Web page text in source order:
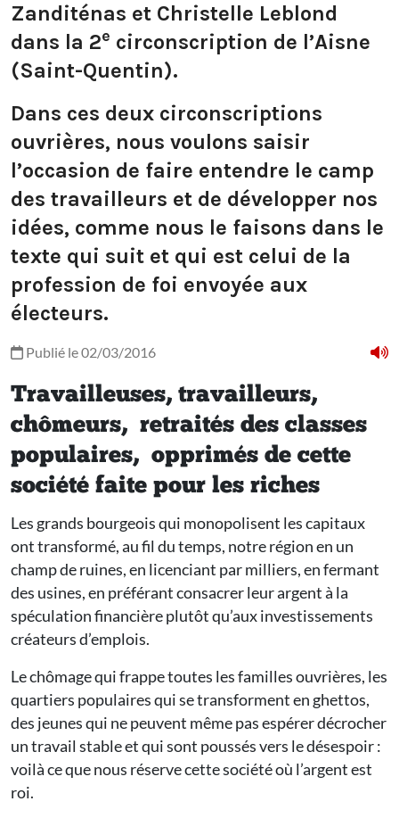
Zanditénas et Christelle Leblond
dans la 2e circonscription de l’Aisne
(Saint-Quentin).
Dans ces deux circonscriptions
ouvrières, nous voulons saisir
l’occasion de faire entendre le camp
des travailleurs et de développer nos
idées, comme nous le faisons dans le
texte qui suit et qui est celui de la
profession de foi envoyée aux
électeurs.
Publié le 02/03/2016
Travailleuses, travailleurs,
chômeurs, retraités des classes
populaires, opprimés de cette
société faite pour les riches
Les grands bourgeois qui monopolisent les capitaux
ont transformé, au fil du temps, notre région en un
champ de ruines, en licenciant par milliers, en fermant
des usines, en préférant consacrer leur argent à la
spéculation financière plutôt qu’aux investissements
créateurs d’emplois.
Le chômage qui frappe toutes les familles ouvrières, les
quartiers populaires qui se transforment en ghettos,
des jeunes qui ne peuvent même pas espérer décrocher
un travail stable et qui sont poussés vers le désespoir :
voilà ce que nous réserve cette société où l’argent est
roi.